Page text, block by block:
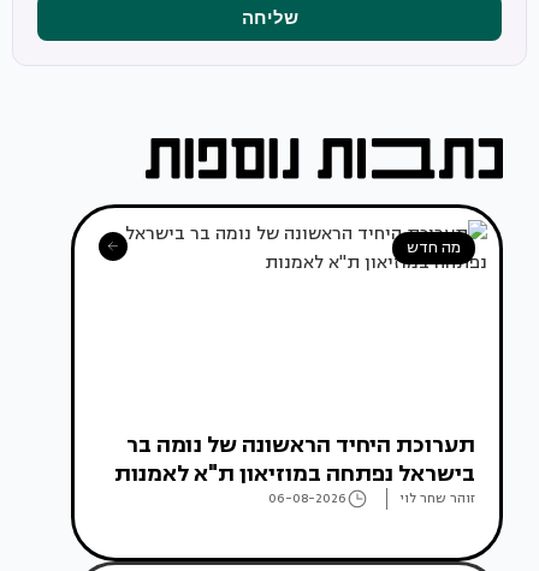
שליחה
מה חדש
תערוכת היחיד הראשונה של נומה בר
בישראל נפתחה במוזיאון ת"א לאמנות
זוהר שחר לוי 06-08-2026